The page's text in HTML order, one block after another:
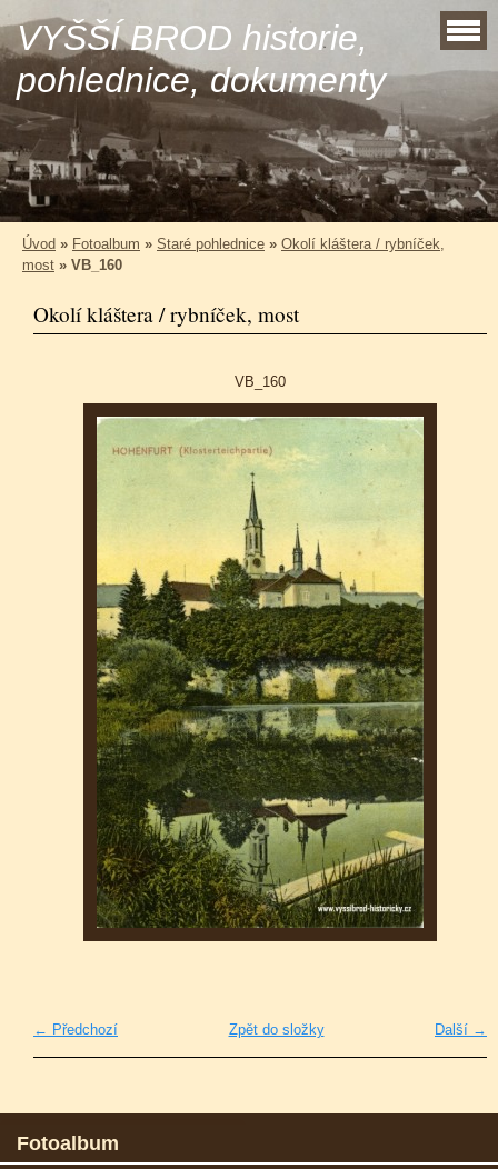
VYŠŠÍ BROD historie,
pohlednice, dokumenty
Úvod » Fotoalbum » Staré pohlednice » Okolí kláštera / rybníček,
most » VB_160
Okolí kláštera / rybníček, most
VB_160
← Předchozí Další →
Zpět do složky
Fotoalbum